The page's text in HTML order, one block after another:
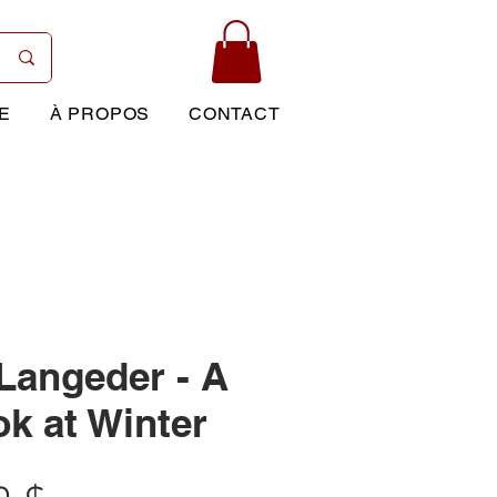
À PROPOS CONTACT
- A
at Winter